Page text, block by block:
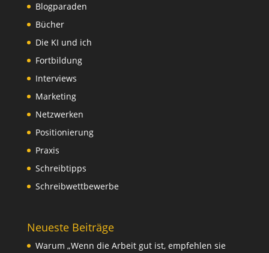
Blogparaden
Bücher
Die KI und ich
Fortbildung
Interviews
Marketing
Netzwerken
Positionierung
Praxis
Schreibtipps
Schreibwettbewerbe
Neueste Beiträge
Warum „Wenn die Arbeit gut ist, empfehlen sie